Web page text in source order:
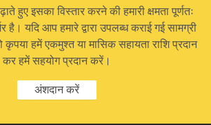
हुए इसका विस्तार करने की हमारी क्षमता पूर्णतः
है। यदि आप हमारे द्वारा उपलब्ध कराई गई सामग्री
कृपया हमें एकमुश्त या मासिक सहायता राशि प्रदान
कर हमें सहयोग प्रदान करें।
अंशदान करें